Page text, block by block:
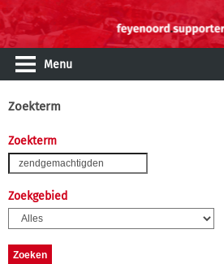
Menu
Zoekterm
Zoekterm
Zoekgebied